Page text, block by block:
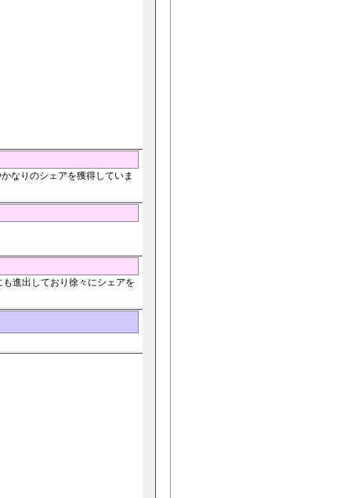
なりのシェアを獲得していま
進出しており徐々にシェアを